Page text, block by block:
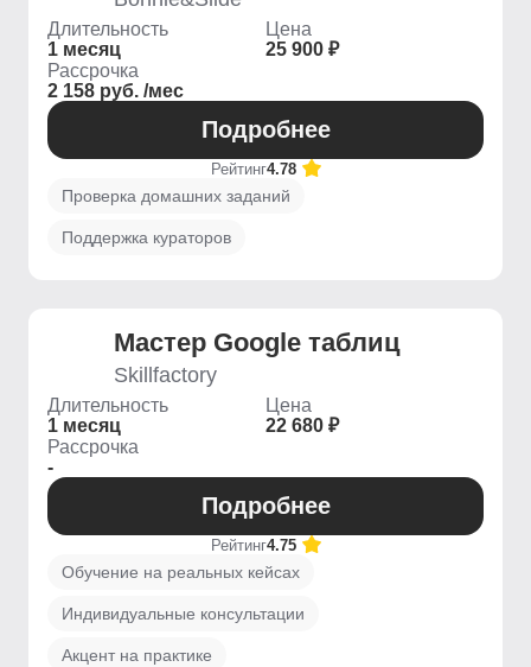
Длительность
1 месяц
Цена
25 900 ₽
Рассрочка
2 158 руб. /мес
Подробнее
Рейтинг4.78
Проверка домашних заданий
Поддержка кураторов
Мастер Google таблиц
Skillfactory
Длительность
1 месяц
Цена
22 680 ₽
Рассрочка
-
Подробнее
Рейтинг4.75
Обучение на реальных кейсах
Индивидуальные консультации
Акцент на практике